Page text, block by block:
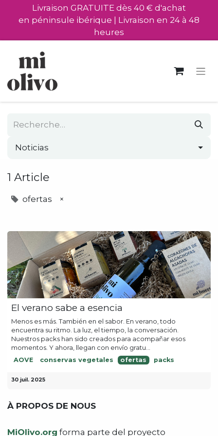
Livraison GRATUITE dès 40 € d'achat
en péninsule ibérique | Livraison en 24 à 48
heures
Noticias
1 Article
ofertas ×
El verano sabe a esencia
Menos es más. También en el sabor. En verano, todo
encuentra su ritmo. La luz, el tiempo, la conversación.
Nuestros packs han sido creados para acompañar esos
momentos. Y ahora, llegan con envío gratu...
AOVE conservas vegetales ofertas packs
30 juil. 2025
À PROPOS DE NOUS
MiOlivo.org forma parte del proyecto